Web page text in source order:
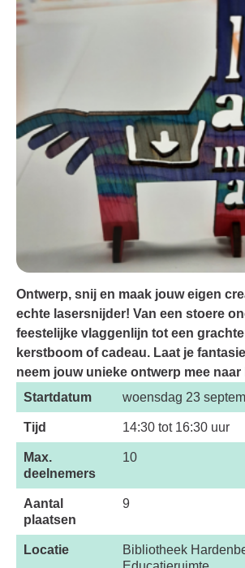
Ontwerp, snij en maak jouw eigen
echte lasersnijder! Van een stoere
feestelijke vlaggenlijn tot een
kerstboom of cadeau. Laat je
neem jouw unieke ontwerp mee naar
Startdatum
woensdag 23
Tijd 14:30 tot 16:30 uur
Max.
deelnemers
10
Aantal
plaatsen
9
Locatie
Bibliotheek